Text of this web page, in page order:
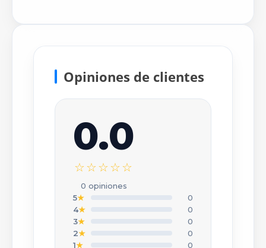
Opiniones de clientes
0.0
☆☆☆☆☆
0 opiniones
5★
0
4★
0
3★
0
2★
0
1★ 0
Escribir tu opinión
CALIFICACIÓN *
★
★
TU NOMBRE O APODO *